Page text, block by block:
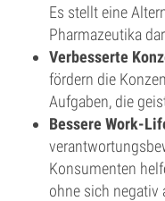
Es stellt eine
Pharmazeutika
Verbesserte
fördern die
Aufgaben, die
Bessere Work-
Konsumenten
ohne sich negativ